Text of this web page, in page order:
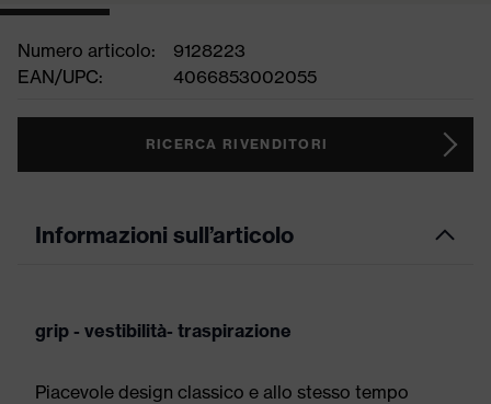
Numero articolo:
9128223
EAN/UPC:
4066853002055
RICERCA RIVENDITORI
Informazioni sull’articolo
grip - vestibilità- traspirazione
Piacevole design classico e allo stesso tempo